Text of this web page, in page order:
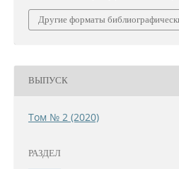
Другие форматы
ВЫПУСК
Том № 2 (2020)
РАЗДЕЛ